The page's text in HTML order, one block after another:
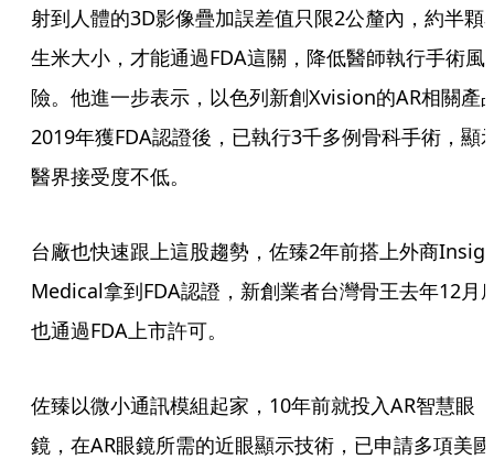
射到人體的3D影像疊加誤差值只限2公釐內，約半顆
生米大小，才能通過FDA這關，降低醫師執行手術風
險。他進一步表示，以色列新創Xvision的AR相關產
2019年獲FDA認證後，已執行3千多例骨科手術，顯
醫界接受度不低。
台廠也快速跟上這股趨勢，佐臻2年前搭上外商
Medical拿到FDA認證，新創業者台灣骨王去年12月
也通過FDA上市許可。
佐臻以微小通訊模組起家，10年前就投入AR智慧眼
鏡，在AR眼鏡所需的近眼顯示技術，已申請多項美國